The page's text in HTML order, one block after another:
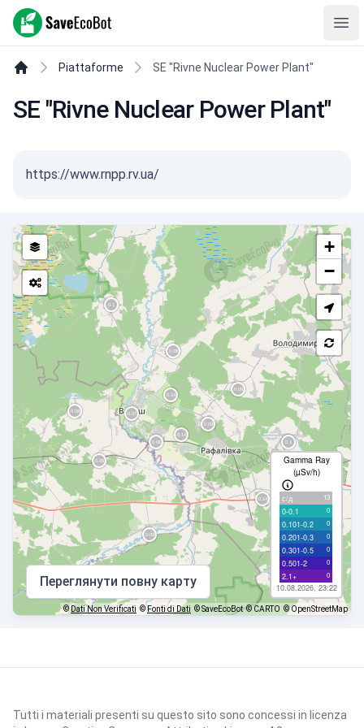
SaveEcoBot
Piattaforme SE "Rivne Nuclear Power Plant"
SE "Rivne Nuclear Power Plant"
https://www.rnpp.rv.ua/
+
−
Gamma Ray
(µSv/h)
с/д 13
0-0.1 0
0.101-0.2 0
0.201-0.3 0
0.301-0.5 0
0.501-2 0
2.1+ 0
10.08.2026, 23:22
Переглянути повну карту
©Dati Non Verificati ©Fonti di Dati © SaveEcoBot © CARTO © OpenStreetMap
Tutti i materiali presenti su questo sito sono concessi in licenza